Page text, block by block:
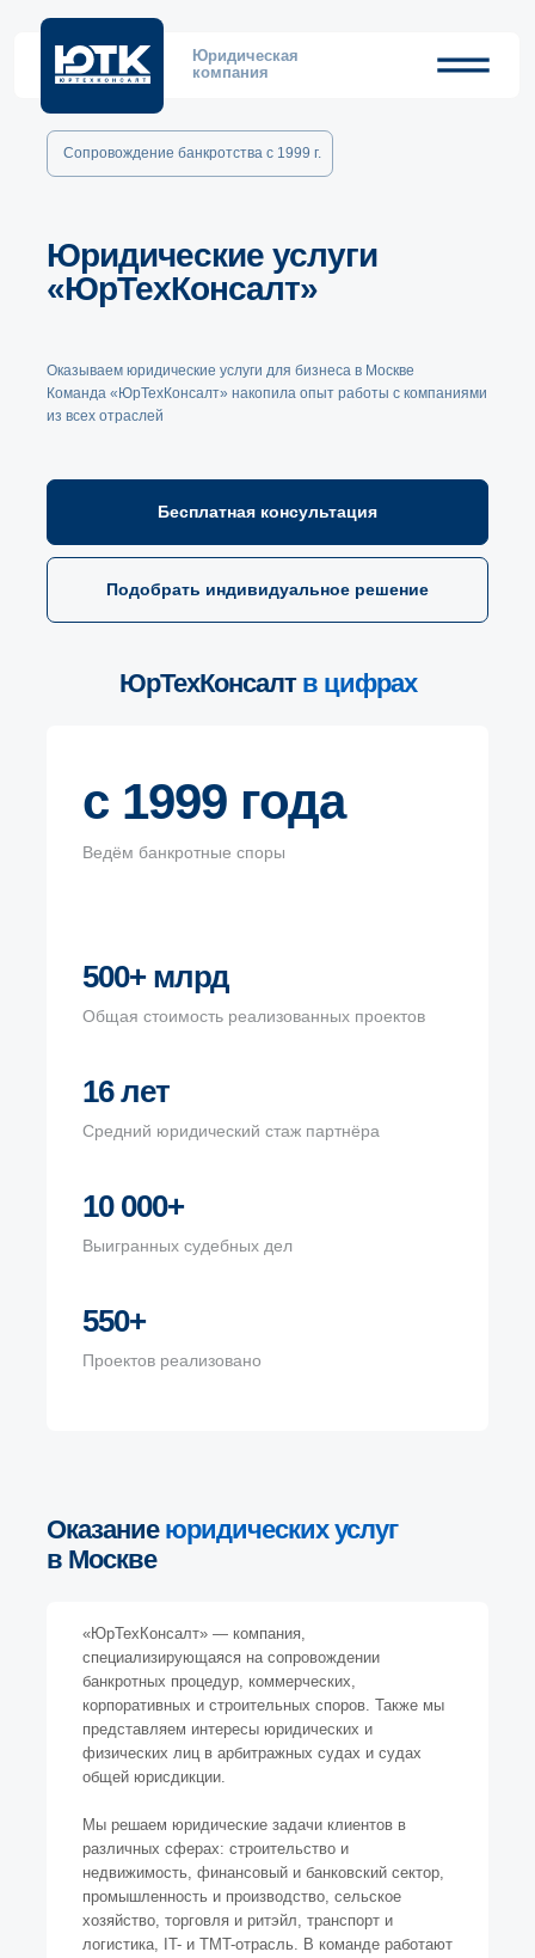
Юридическая
компания
Юридические услуги
«ЮрТехКонсалт»
Оказываем юридические услуги для бизнеса в Москве
Команда «ЮрТехКонсалт» накопила опыт работы с компаниями
из всех отраслей
Сопровождение банкротства с 1999 г.
Подобрать индивидуальное решение
Бесплатная консультация
ЮрТехКонсалт в цифрах
500+ млрд
Общая стоимость реализованных проектов
Выигранных судебных дел
10 000+
16 лет
Средний юридический стаж партнёра
Проектов реализовано
550+
Ведём банкротные споры
с 1999 года
Оказание юридических услуг
в Москве
«ЮрТехКонсалт» — компания,
специализирующаяся на сопровождении
банкротных процедур, коммерческих,
корпоративных и строительных споров. Также мы
представляем интересы юридических и
физических лиц в арбитражных судах и судах
общей юрисдикции.
Мы решаем юридические задачи клиентов в
различных сферах: строительство и
недвижимость, финансовый и банковский сектор,
промышленность и производство, сельское
хозяйство, торговля и ритэйл, транспорт и
логистика, IT- и TMT-отрасль. В команде работают